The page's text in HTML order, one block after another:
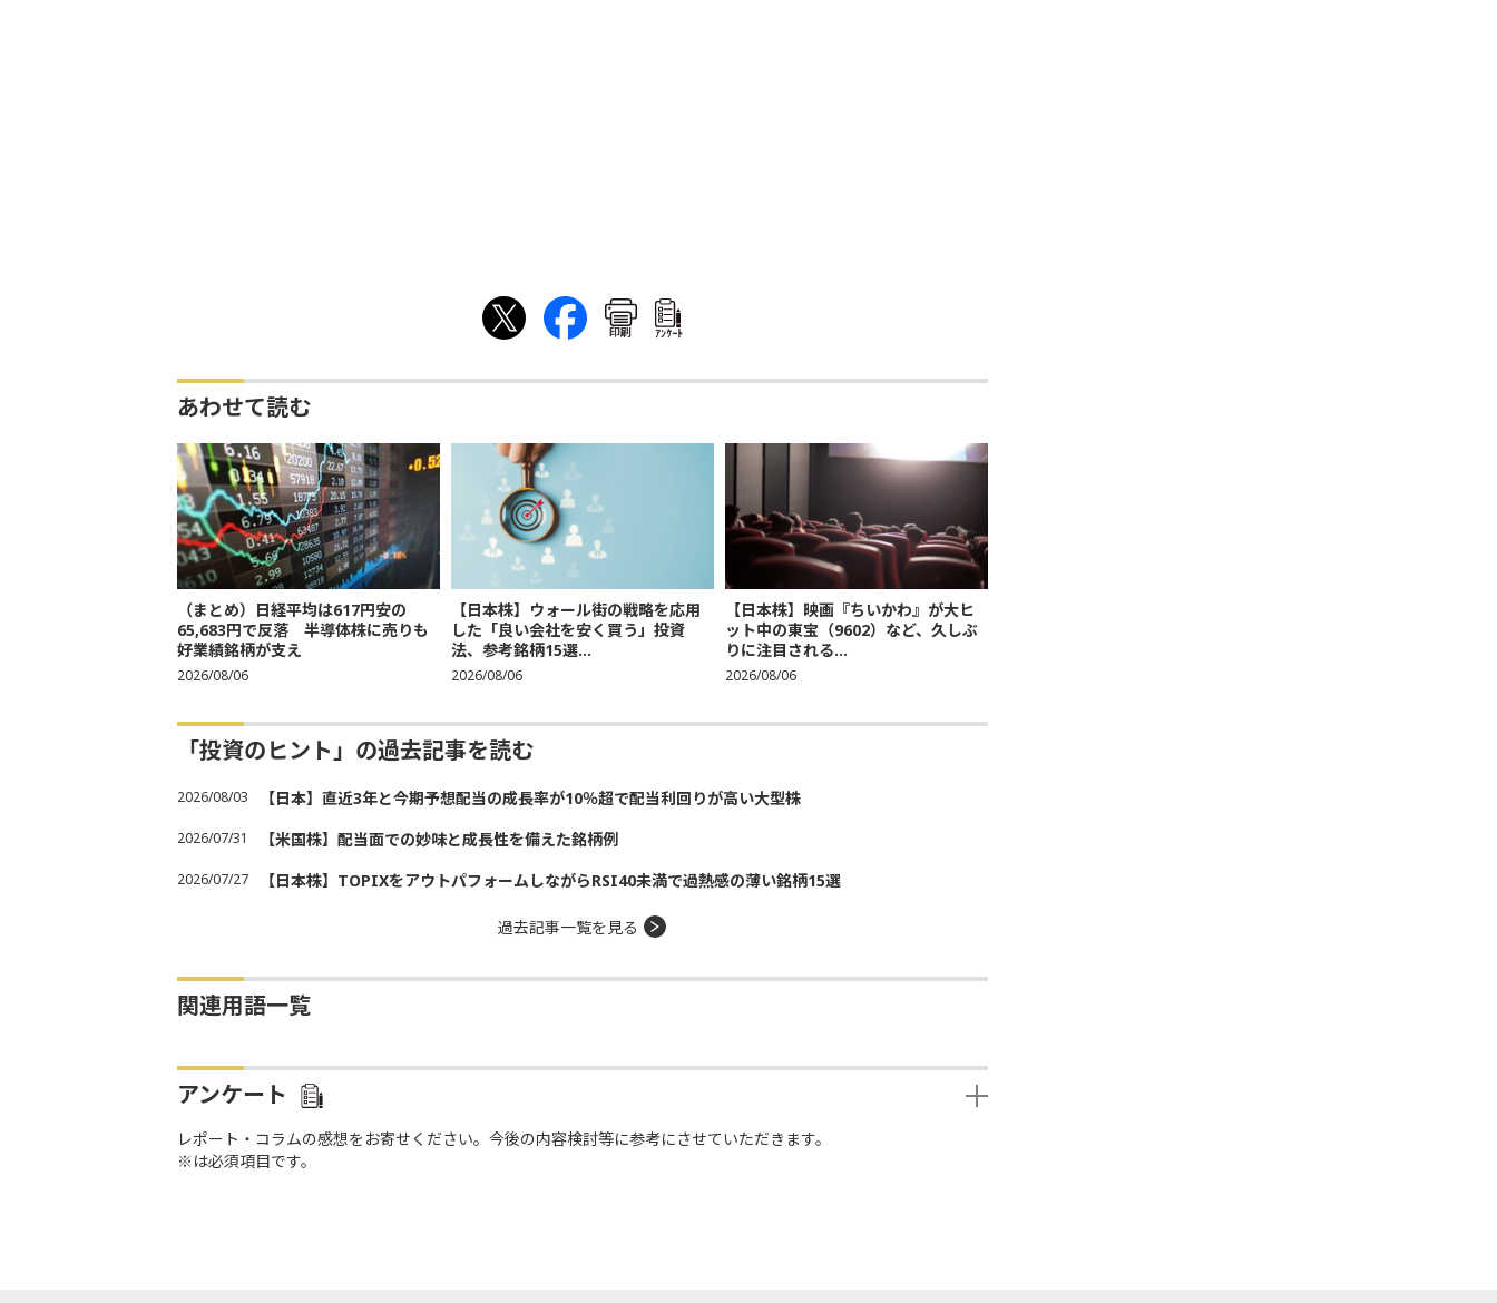
印刷 ｱﾝｹｰﾄ
あわせて読む
（まとめ）日経平均は617円安の
65,683円で反落 半導体株に売りも
好業績銘柄が支え
2026/08/06
【日本株】ウォール街の戦略を応用
した「良い会社を安く買う」投資
法、参考銘柄15選...
2026/08/06
【日本株】映画『ちいかわ』が大ヒ
ット中の東宝（9602）など、久しぶ
りに注目される...
2026/08/06
「投資のヒント」の過去記事を読む
2026/08/03 【日本】直近3年と今期予想配当の成長率が10％超で配当利回りが高い大型株
2026/07/31 【米国株】配当面での妙味と成長性を備えた銘柄例
2026/07/27 【日本株】TOPIXをアウトパフォームしながらRSI40未満で過熱感の薄い銘柄15選
過去記事一覧を見る
関連用語一覧
アンケート
レポート・コラムの感想をお寄せください。今後の内容検討等に参考にさせていただきます。
※は必須項目です。